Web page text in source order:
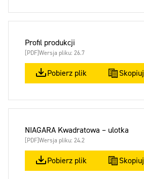
Profil produkcji
[PDF]Wersja pliku: 26.7
Pobierz plik Skopiuj
NIAGARA Kwadratowa – ulotka
[PDF]Wersja pliku: 24.2
Pobierz plik Skopiuj